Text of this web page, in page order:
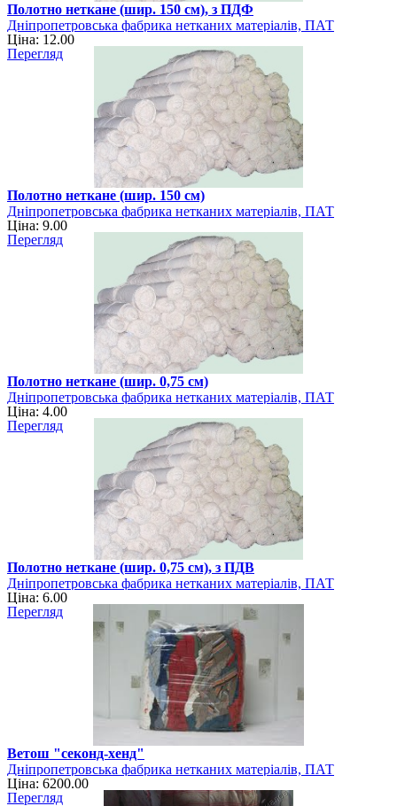
Полотно неткане (шир. 150 см), з ПДФ
Дніпропетровська фабрика нетканих матеріалів, ПАТ
Ціна: 12.00
Перегляд
Полотно неткане (шир. 150 см)
Дніпропетровська фабрика нетканих матеріалів, ПАТ
Ціна: 9.00
Перегляд
Полотно неткане (шир. 0,75 см)
Дніпропетровська фабрика нетканих матеріалів, ПАТ
Ціна: 4.00
Перегляд
Полотно неткане (шир. 0,75 см), з ПДВ
Дніпропетровська фабрика нетканих матеріалів, ПАТ
Ціна: 6.00
Перегляд
Ветош "секонд-хенд"
Дніпропетровська фабрика нетканих матеріалів, ПАТ
Ціна: 6200.00
Перегляд